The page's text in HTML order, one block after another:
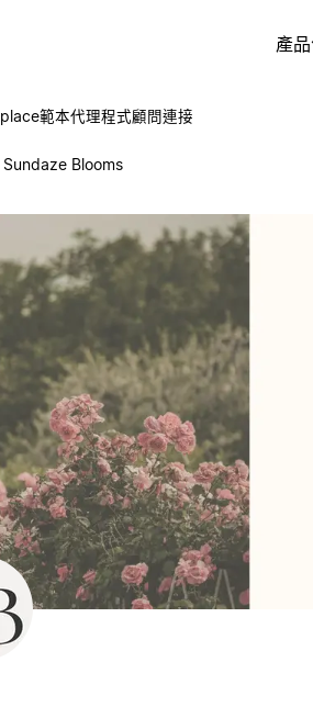
產品
範本代理程式顧問連接
Sundaze Blooms